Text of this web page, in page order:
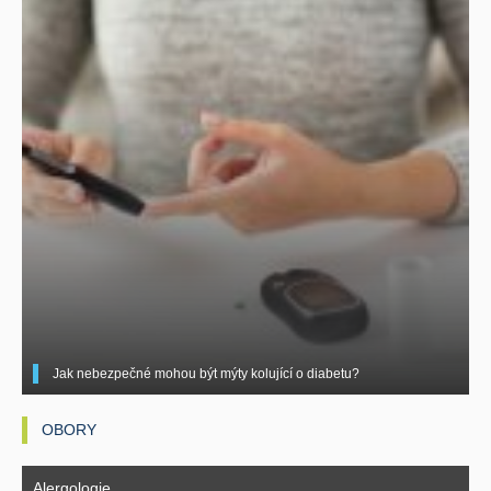
Jak nebezpečné mohou být mýty kolující o diabetu?
OBORY